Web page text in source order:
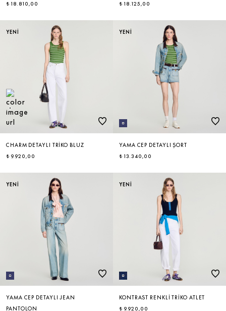
₺ 18.810,00
₺ 18.125,00
YENİ
CHARM DETAYLI TRIKO BLUZ
₺ 9.920,00
YENİ
YAMA CEP DETAYLI ŞORT
₺ 13.340,00
YENİ
YAMA CEP DETAYLI JEAN
PANTOLON
YENİ
KONTRAST RENKLI TRIKO ATLET
₺ 9.920,00